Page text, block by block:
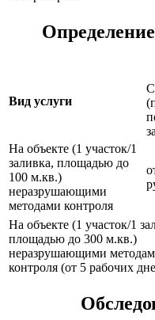
Вид услуги
На объекте (1 участок/1
заливка, площадью до
100 м.кв.)
неразрушающими
методами контроля
На объекте (1 участок/1
площадью до 300 м.кв.)
неразрушающими
контроля (от 5 рабочих